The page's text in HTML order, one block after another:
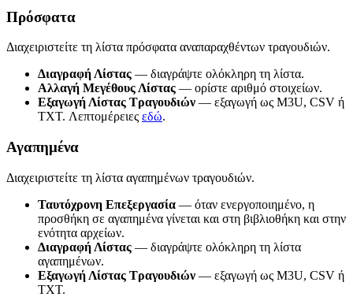
Πρόσφατα
Διαχειριστείτε τη λίστα πρόσφατα αναπαραχθέντων τραγουδιών.
Διαγραφή Λίστας — διαγράψτε ολόκληρη τη λίστα.
Αλλαγή Μεγέθους Λίστας — ορίστε αριθμό στοιχείων.
Εξαγωγή Λίστας Τραγουδιών — εξαγωγή ως M3U, CSV ή
TXT. Λεπτομέρειες εδώ.
Αγαπημένα
Διαχειριστείτε τη λίστα αγαπημένων τραγουδιών.
Ταυτόχρονη Επεξεργασία — όταν ενεργοποιημένο, η
προσθήκη σε αγαπημένα γίνεται και στη βιβλιοθήκη και στην
ενότητα αρχείων.
Διαγραφή Λίστας — διαγράψτε ολόκληρη τη λίστα
αγαπημένων.
Εξαγωγή Λίστας Τραγουδιών — εξαγωγή ως M3U, CSV ή
TXT.